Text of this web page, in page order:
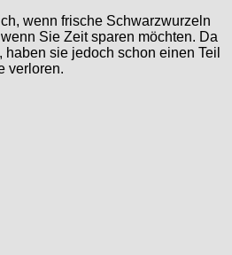
wenn frische Schwarzwurzeln
Sie Zeit sparen möchten. Da
sie jedoch schon einen Teil
verloren.